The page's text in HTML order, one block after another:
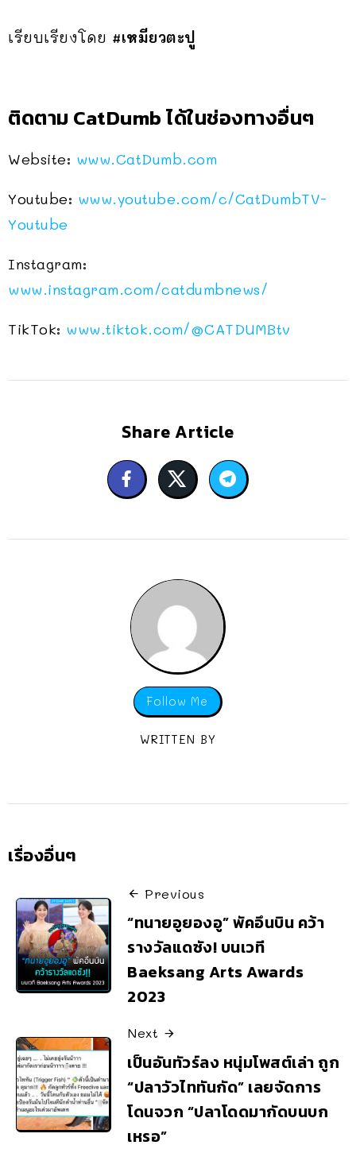
เรียบเรียงโดย #เหมียวตะปู
ติดตาม CatDumb ได้ในช่องทางอื่นๆ
Website: www.CatDumb.com
Youtube: www.youtube.com/c/CatDumbTV-
Youtube
Instagram:
www.instagram.com/catdumbnews/
TikTok: www.tiktok.com/@CATDUMBtv
Share Article
Follow Me
WRITTEN BY
เรื่องอื่นๆ
Previous
“ทนายอูยองอู” พัคอึนบิน คว้า
รางวัลแดซัง! บนเวที
Baeksang Arts Awards
2023
Next
เป็นอันทัวร์ลง หนุ่มโพสต์เล่า ถูก
“ปลาวัวไททันกัด” เลยจัดการ
โดนจวก “ปลาโดดมากัดบนบก
เหรอ”